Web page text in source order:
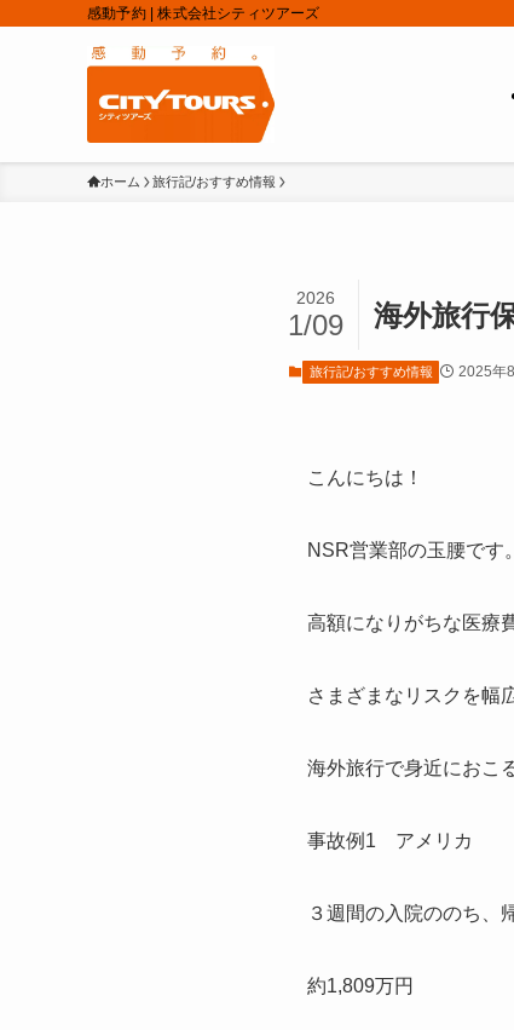
感動予約 | 株式会社シティツアーズ
ホーム 旅行記/おすすめ情報
海外旅行
2026
1/09
旅行記/おすすめ情報 2025年
こんにちは！
NSR営業部の玉腰です
高額になりがちな医療
さまざまなリスクを幅
海外旅行で身近にお
事故例1 アメリカ
３週間の入院ののち、
約1,809万円